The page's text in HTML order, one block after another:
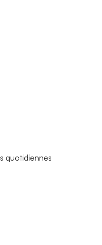
quotidiennes